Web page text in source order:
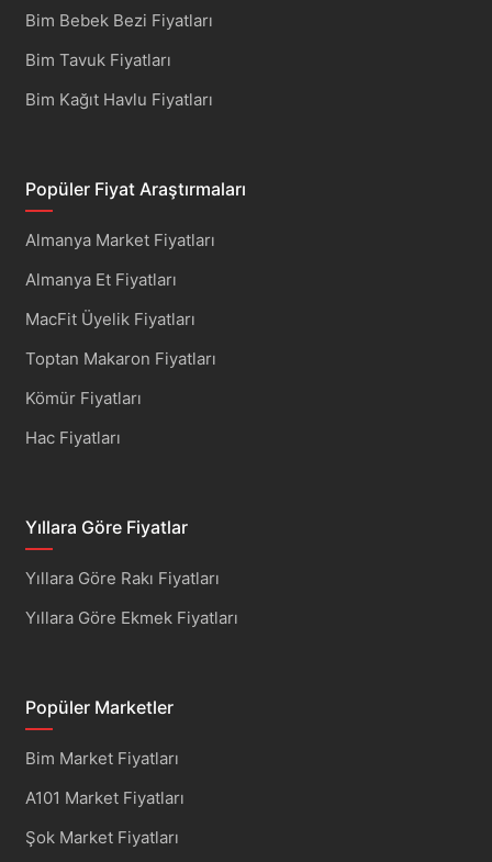
Bim Bebek Bezi Fiyatları
Bim Tavuk Fiyatları
Bim Kağıt Havlu Fiyatları
Popüler Fiyat Araştırmaları
Almanya Market Fiyatları
Almanya Et Fiyatları
MacFit Üyelik Fiyatları
Toptan Makaron Fiyatları
Kömür Fiyatları
Hac Fiyatları
Yıllara Göre Fiyatlar
Yıllara Göre Rakı Fiyatları
Yıllara Göre Ekmek Fiyatları
Popüler Marketler
Bim Market Fiyatları
A101 Market Fiyatları
Şok Market Fiyatları